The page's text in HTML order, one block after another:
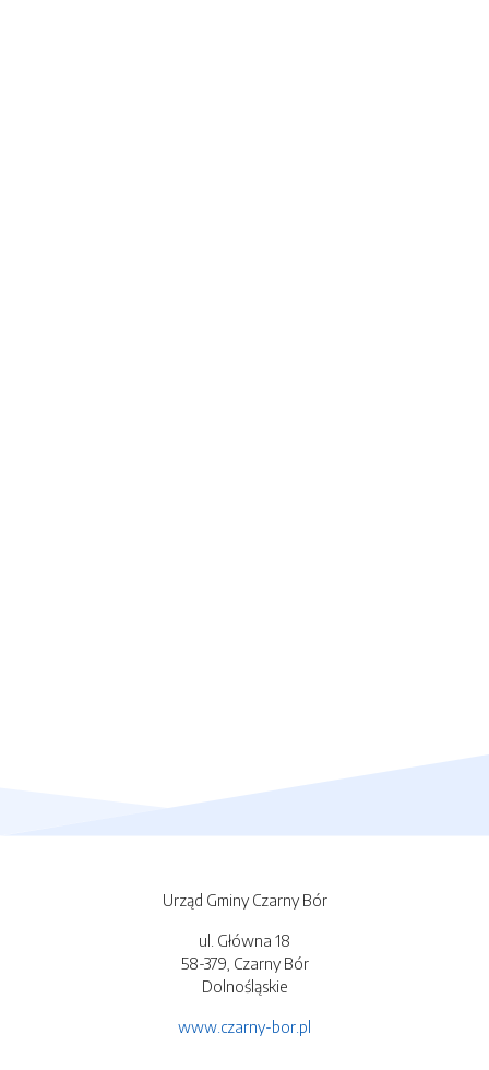
Urząd Gminy Czarny Bór
ul. Główna 18
58-379, Czarny Bór
Dolnośląskie
www.czarny-bor.pl